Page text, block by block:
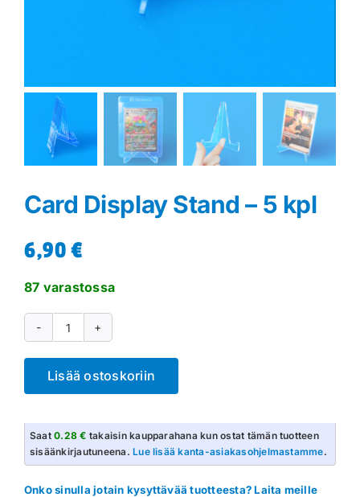
Card Display Stand – 5 kpl
6,90€
87 varastossa
Card
Display
Stand
5
kpl
määrä
Lisää ostoskoriin
Saat0.28 € takaisin kaupparahana kun ostat tämän tuotteen
sisäänkirjautuneena.Lue lisää kanta-asiakasohjelmastamme.
Onko sinulla jotain kysyttävää tuotteesta? Laita meille